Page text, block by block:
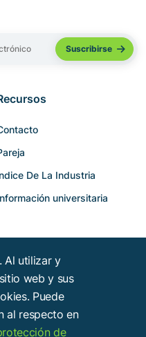
De La Industria
universitaria
Al utilizar y
web y sus
Puede
al respecto en
de